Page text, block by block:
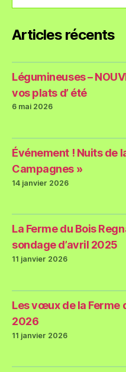
Articles récents
Légumineuses –
vos plats d’ été
6 mai 2026
Événement ! Nuits de
Campagnes »
14 janvier 2026
La Ferme du Bois
sondage d’avril 2025
11 janvier 2026
Les vœux de la Ferme
2026
11 janvier 2026